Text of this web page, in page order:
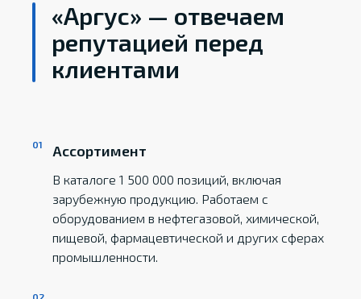
«Аргус» — отвечаем
репутацией перед
клиентами
Ассортимент
В каталоге 1 500 000 позиций, включая
зарубежную продукцию. Работаем с
оборудованием в нефтегазовой, химической,
пищевой, фармацевтической и других сферах
промышленности.